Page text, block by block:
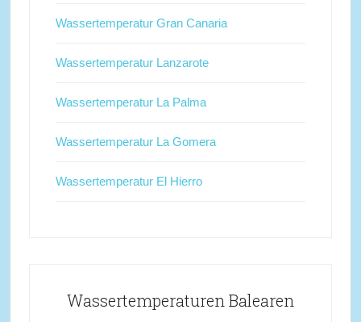
Wassertemperatur Gran Canaria
Wassertemperatur Lanzarote
Wassertemperatur La Palma
Wassertemperatur La Gomera
Wassertemperatur El Hierro
Wassertemperaturen Balearen